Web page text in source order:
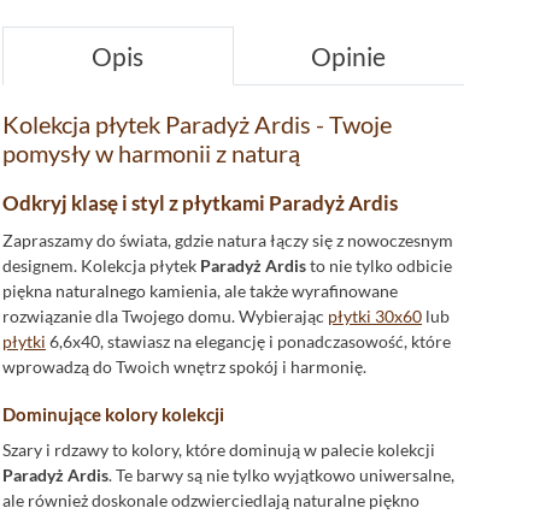
Opis Opinie
Kolekcja płytek Paradyż Ardis - Twoje
pomysły w harmonii z naturą
Odkryj klasę i styl z płytkami Paradyż Ardis
Zapraszamy do świata, gdzie natura łączy się z nowoczesnym
designem. Kolekcja płytek Paradyż Ardisto nie tylko odbicie
piękna naturalnego kamienia, ale także wyrafinowane
rozwiązanie dla Twojego domu. Wybierając płytki 30x60 lub
płytki 6,6x40, stawiasz na elegancję i ponadczasowość, które
wprowadzą do Twoich wnętrz spokój i harmonię.
Dominujące kolory kolekcji
Szary i rdzawy to kolory, które dominują w palecie kolekcji
Paradyż Ardis. Te barwy są nie tylko wyjątkowo uniwersalne,
ale również doskonale odzwierciedlają naturalne piękno